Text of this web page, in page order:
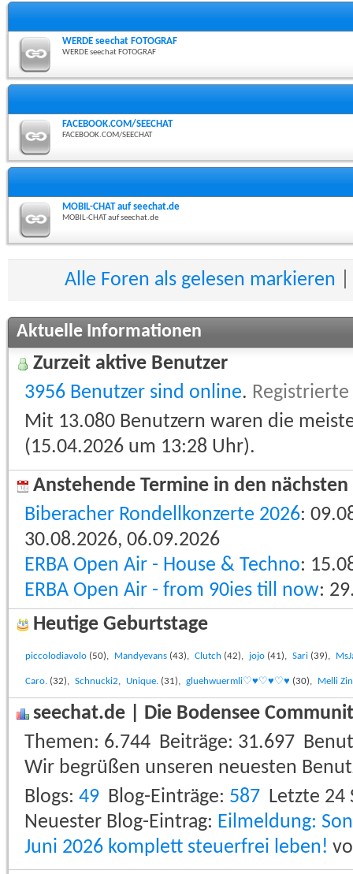
WERDE seechat FOTOGRAF
WERDE seechat FOTOGRAF
FACEBOOK.COM/SEECHAT
FACEBOOK.COM/SEECHAT
MOBIL-CHAT auf seechat.de
MOBIL-CHAT auf seechat.de
Alle Foren als gelesen markieren
Aktuelle Informationen
Zurzeit aktive Benutzer
3956 Benutzer sind online.
Mit 13.080 Benutzern waren die
(15.04.2026 um 13:28 Uhr).
Anstehende Termine in den nächsten
Biberacher Rondellkonzerte 2026:
30.08.2026, 06.09.2026
ERBA Open Air - House & Techno:
ERBA Open Air - from 90ies till now:
Heutige Geburtstage
piccolodiavolo (50), Mandyevans (43), Clutch (42), jojo (41), Sari (39),
Caro. (32), Schnucki2, Unique. (31), gluehwuermli♡♥♡♥♡♥ (30), Melli
seechat.de | Die Bodensee
Themen 6.744 Beiträge 31.697
Wir begrüßen unseren neuesten
Blogs 49 Blog-Einträge 587 Letzte 24
Neuester Blog-Eintrag: Eilmeldung:
Juni 2026 komplett steuerfrei leben!